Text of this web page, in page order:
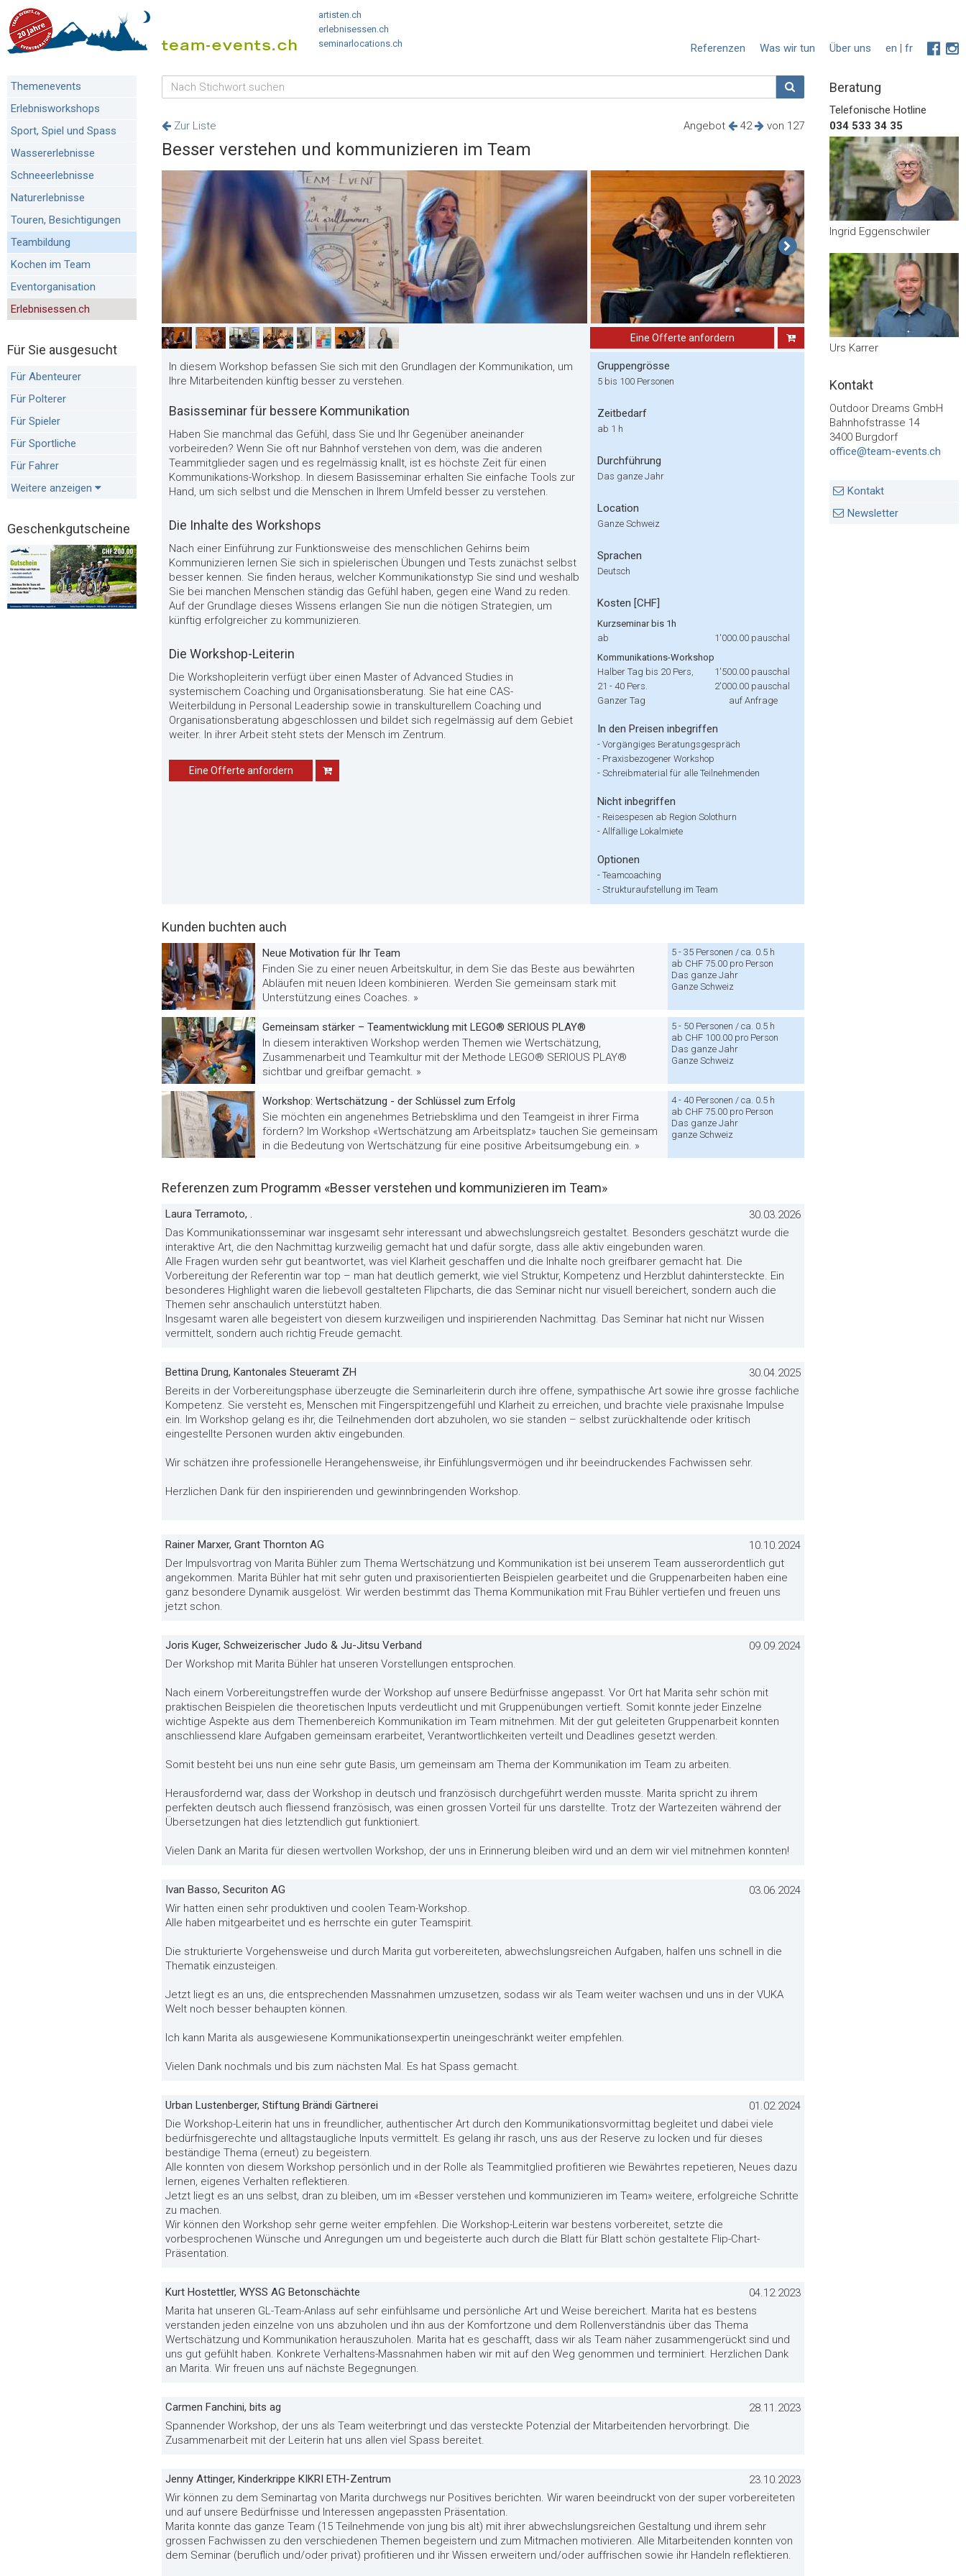
artisten.ch
erlebnisessen.ch
seminarlocations.ch
en | fr
Über uns
Was wir tun
Referenzen
Themenevents
Erlebnisworkshops
Sport, Spiel und Spass
Wassererlebnisse
Schneeerlebnisse
Naturerlebnisse
Touren, Besichtigungen
Teambildung
Kochen im Team
Eventorganisation
Erlebnisessen.ch
Für Sie ausgesucht
Für Abenteurer
Für Polterer
Für Spieler
Für Sportliche
Für Fahrer
Weitere anzeigen
Geschenkgutscheine
Angebot 42 von 127
Zur Liste
Besser verstehen und kommunizieren im Team
Eine Offerte anfordern
In diesem Workshop befassen Sie sich mit den Grundlagen der Kommunikation, um
Ihre Mitarbeitenden künftig besser zu verstehen.
Basisseminar für bessere Kommunikation
Haben Sie manchmal das Gefühl, dass Sie und Ihr Gegenüber aneinander
vorbeireden? Wenn Sie oft nur Bahnhof verstehen von dem, was die anderen
Teammitglieder sagen und es regelmässig knallt, ist es höchste Zeit für einen
Kommunikations-Workshop. In diesem Basisseminar erhalten Sie einfache Tools zur
Hand, um sich selbst und die Menschen in Ihrem Umfeld besser zu verstehen.
Die Inhalte des Workshops
Nach einer Einführung zur Funktionsweise des menschlichen Gehirns beim
Kommunizieren lernen Sie sich in spielerischen Übungen und Tests zunächst selbst
besser kennen. Sie finden heraus, welcher Kommunikationstyp Sie sind und weshalb
Sie bei manchen Menschen ständig das Gefühl haben, gegen eine Wand zu reden.
Auf der Grundlage dieses Wissens erlangen Sie nun die nötigen Strategien, um
künftig erfolgreicher zu kommunizieren.
Die Workshop-Leiterin
Die Workshopleiterin verfügt über einen Master of Advanced Studies in
systemischem Coaching und Organisationsberatung. Sie hat eine CAS-
Weiterbildung in Personal Leadership sowie in transkulturellem Coaching und
Organisationsberatung abgeschlossen und bildet sich regelmässig auf dem Gebiet
weiter. In ihrer Arbeit steht stets der Mensch im Zentrum.
Eine Offerte anfordern
Gruppengrösse
5 bis 100 Personen
Zeitbedarf
ab 1 h
Durchführung
Das ganze Jahr
Location
Ganze Schweiz
Sprachen
Deutsch
Kosten [CHF]
Kurzseminar bis 1h
ab
1'000.00 pauschal
Kommunikations-Workshop
Halber Tag bis 20 Pers,
1'500.00 pauschal
21 - 40 Pers.
2'000.00 pauschal
Ganzer Tag
auf Anfrage
In den Preisen inbegriffen
- Vorgängiges Beratungsgespräch
- Praxisbezogener Workshop
- Schreibmaterial für alle Teilnehmenden
Nicht inbegriffen
- Reisespesen ab Region Solothurn
- Allfällige Lokalmiete
Optionen
- Teamcoaching
- Strukturaufstellung im Team
Kunden buchten auch
Neue Motivation für Ihr Team
Finden Sie zu einer neuen Arbeitskultur, in dem Sie das Beste aus bewährten
Abläufen mit neuen Ideen kombinieren. Werden Sie gemeinsam stark mit
Unterstützung eines Coaches. »
5 - 35 Personen / ca. 0.5 h
ab CHF 75.00 pro Person
Das ganze Jahr
Ganze Schweiz
Gemeinsam stärker – Teamentwicklung mit LEGO® SERIOUS PLAY®
In diesem interaktiven Workshop werden Themen wie Wertschätzung,
Zusammenarbeit und Teamkultur mit der Methode LEGO® SERIOUS PLAY®
sichtbar und greifbar gemacht. »
5 - 50 Personen / ca. 0.5 h
ab CHF 100.00 pro Person
Das ganze Jahr
Ganze Schweiz
Workshop: Wertschätzung - der Schlüssel zum Erfolg
Sie möchten ein angenehmes Betriebsklima und den Teamgeist in ihrer Firma
fördern? Im Workshop «Wertschätzung am Arbeitsplatz» tauchen Sie gemeinsam
in die Bedeutung von Wertschätzung für eine positive Arbeitsumgebung ein. »
4 - 40 Personen / ca. 0.5 h
ab CHF 75.00 pro Person
Das ganze Jahr
ganze Schweiz
Referenzen zum Programm «Besser verstehen und kommunizieren im Team»
Laura Terramoto, .
30.03.2026
Das Kommunikationsseminar war insgesamt sehr interessant und abwechslungsreich gestaltet. Besonders geschätzt wurde die
interaktive Art, die den Nachmittag kurzweilig gemacht hat und dafür sorgte, dass alle aktiv eingebunden waren.
Alle Fragen wurden sehr gut beantwortet, was viel Klarheit geschaffen und die Inhalte noch greifbarer gemacht hat. Die
Vorbereitung der Referentin war top – man hat deutlich gemerkt, wie viel Struktur, Kompetenz und Herzblut dahintersteckte. Ein
besonderes Highlight waren die liebevoll gestalteten Flipcharts, die das Seminar nicht nur visuell bereichert, sondern auch die
Themen sehr anschaulich unterstützt haben.
Insgesamt waren alle begeistert von diesem kurzweiligen und inspirierenden Nachmittag. Das Seminar hat nicht nur Wissen
vermittelt, sondern auch richtig Freude gemacht.
Bettina Drung, Kantonales Steueramt ZH
30.04.2025
Bereits in der Vorbereitungsphase überzeugte die Seminarleiterin durch ihre offene, sympathische Art sowie ihre grosse fachliche
Kompetenz. Sie versteht es, Menschen mit Fingerspitzengefühl und Klarheit zu erreichen, und brachte viele praxisnahe Impulse
ein. Im Workshop gelang es ihr, die Teilnehmenden dort abzuholen, wo sie standen – selbst zurückhaltende oder kritisch
eingestellte Personen wurden aktiv eingebunden.
Wir schätzen ihre professionelle Herangehensweise, ihr Einfühlungsvermögen und ihr beeindruckendes Fachwissen sehr.
Herzlichen Dank für den inspirierenden und gewinnbringenden Workshop.
Rainer Marxer, Grant Thornton AG
10.10.2024
Der Impulsvortrag von Marita Bühler zum Thema Wertschätzung und Kommunikation ist bei unserem Team ausserordentlich gut
angekommen. Marita Bühler hat mit sehr guten und praxisorientierten Beispielen gearbeitet und die Gruppenarbeiten haben eine
ganz besondere Dynamik ausgelöst. Wir werden bestimmt das Thema Kommunikation mit Frau Bühler vertiefen und freuen uns
jetzt schon.
Joris Kuger, Schweizerischer Judo & Ju-Jitsu Verband
09.09.2024
Der Workshop mit Marita Bühler hat unseren Vorstellungen entsprochen.
Nach einem Vorbereitungstreffen wurde der Workshop auf unsere Bedürfnisse angepasst. Vor Ort hat Marita sehr schön mit
praktischen Beispielen die theoretischen Inputs verdeutlicht und mit Gruppenübungen vertieft. Somit konnte jeder Einzelne
wichtige Aspekte aus dem Themenbereich Kommunikation im Team mitnehmen. Mit der gut geleiteten Gruppenarbeit konnten
anschliessend klare Aufgaben gemeinsam erarbeitet, Verantwortlichkeiten verteilt und Deadlines gesetzt werden.
Somit besteht bei uns nun eine sehr gute Basis, um gemeinsam am Thema der Kommunikation im Team zu arbeiten.
Herausfordernd war, dass der Workshop in deutsch und französisch durchgeführt werden musste. Marita spricht zu ihrem
perfekten deutsch auch fliessend französisch, was einen grossen Vorteil für uns darstellte. Trotz der Wartezeiten während der
Übersetzungen hat dies letztendlich gut funktioniert.
Vielen Dank an Marita für diesen wertvollen Workshop, der uns in Erinnerung bleiben wird und an dem wir viel mitnehmen konnten!
Ivan Basso, Securiton AG
03.06.2024
Wir hatten einen sehr produktiven und coolen Team-Workshop.
Alle haben mitgearbeitet und es herrschte ein guter Teamspirit.
Die strukturierte Vorgehensweise und durch Marita gut vorbereiteten, abwechslungsreichen Aufgaben, halfen uns schnell in die
Thematik einzusteigen.
Jetzt liegt es an uns, die entsprechenden Massnahmen umzusetzen, sodass wir als Team weiter wachsen und uns in der VUKA
Welt noch besser behaupten können.
Ich kann Marita als ausgewiesene Kommunikationsexpertin uneingeschränkt weiter empfehlen.
Vielen Dank nochmals und bis zum nächsten Mal. Es hat Spass gemacht.
Urban Lustenberger, Stiftung Brändi Gärtnerei
01.02.2024
Die Workshop-Leiterin hat uns in freundlicher, authentischer Art durch den Kommunikationsvormittag begleitet und dabei viele
bedürfnisgerechte und alltagstaugliche Inputs vermittelt. Es gelang ihr rasch, uns aus der Reserve zu locken und für dieses
beständige Thema (erneut) zu begeistern.
Alle konnten von diesem Workshop persönlich und in der Rolle als Teammitglied profitieren wie Bewährtes repetieren, Neues dazu
lernen, eigenes Verhalten reflektieren.
Jetzt liegt es an uns selbst, dran zu bleiben, um im «Besser verstehen und kommunizieren im Team» weitere, erfolgreiche Schritte
zu machen.
Wir können den Workshop sehr gerne weiter empfehlen. Die Workshop-Leiterin war bestens vorbereitet, setzte die
vorbesprochenen Wünsche und Anregungen um und begeisterte auch durch die Blatt für Blatt schön gestaltete Flip-Chart-
Präsentation.
Kurt Hostettler, WYSS AG Betonschächte
04.12.2023
Marita hat unseren GL-Team-Anlass auf sehr einfühlsame und persönliche Art und Weise bereichert. Marita hat es bestens
verstanden jeden einzelne von uns abzuholen und ihn aus der Komfortzone und dem Rollenverständnis über das Thema
Wertschätzung und Kommunikation herauszuholen. Marita hat es geschafft, dass wir als Team näher zusammengerückt sind und
uns gut gefühlt haben. Konkrete Verhaltens-Massnahmen haben wir mit auf den Weg genommen und terminiert. Herzlichen Dank
an Marita. Wir freuen uns auf nächste Begegnungen.
Carmen Fanchini, bits ag
28.11.2023
Spannender Workshop, der uns als Team weiterbringt und das versteckte Potenzial der Mitarbeitenden hervorbringt. Die
Zusammenarbeit mit der Leiterin hat uns allen viel Spass bereitet.
Jenny Attinger, Kinderkrippe KIKRI ETH-Zentrum
23.10.2023
Wir können zu dem Seminartag von Marita durchwegs nur Positives berichten. Wir waren beeindruckt von der super vorbereiteten
und auf unsere Bedürfnisse und Interessen angepassten Präsentation.
Marita konnte das ganze Team (15 Teilnehmende von jung bis alt) mit ihrer abwechslungsreichen Gestaltung und ihrem sehr
grossen Fachwissen zu den verschiedenen Themen begeistern und zum Mitmachen motivieren. Alle Mitarbeitenden konnten von
dem Seminar (beruflich und/oder privat) profitieren und ihr Wissen erweitern und/oder auffrischen sowie ihr Handeln reflektieren.
Beratung
Telefonische Hotline
034 533 34 35
Ingrid Eggenschwiler
Urs Karrer
Kontakt
Outdoor Dreams GmbH
Bahnhofstrasse 14
3400 Burgdorf
office@team-events.ch
Kontakt
Newsletter